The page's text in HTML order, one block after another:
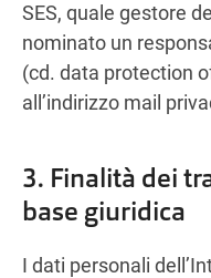
SES, quale gestore
nominato un
(cd. data protection
all’indirizzo mail
3. Finalità dei
base giuridica
I dati personali